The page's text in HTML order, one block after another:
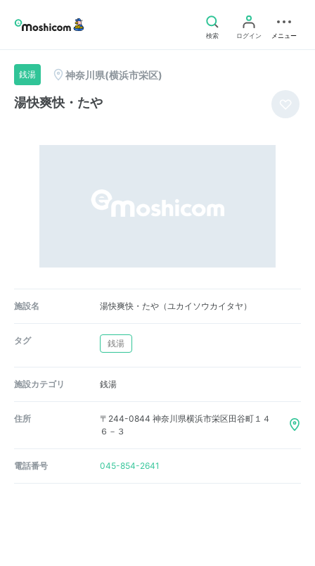
検索 ログイン メニュー
銭湯 神奈川県(横浜市栄区)
湯快爽快・たや
施設名 湯快爽快・たや（ユカイソウカイタヤ）
タグ 銭湯
施設カテゴリ 銭湯
住所
〒244-0844 神奈川県横浜市栄区田谷町１４
６－３
電話番号 045-854-2641